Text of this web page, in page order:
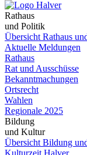
Rathaus
und Politik
Übersicht Rathaus
Aktuelle Meldungen
Rathaus
Rat und Ausschüsse
Bekanntmachungen
Ortsrecht
Wahlen
Regionale 2025
Bildung
und Kultur
Übersicht Bildung
Kulturzeit Halver